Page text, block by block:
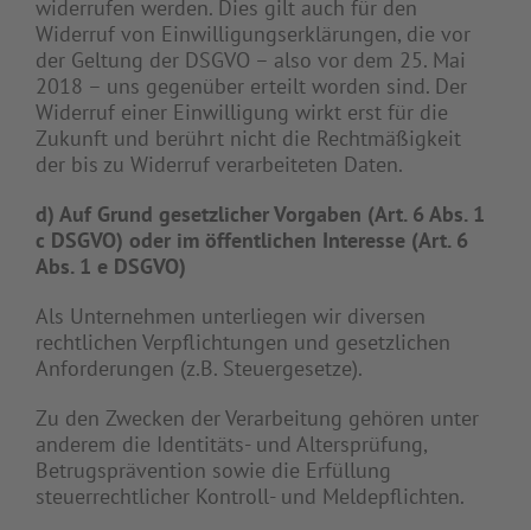
widerrufen werden. Dies gilt auch für den
Widerruf von Einwilligungserklärungen, die vor
der Geltung der DSGVO – also vor dem 25. Mai
2018 – uns gegenüber erteilt worden sind. Der
Widerruf einer Einwilligung wirkt erst für die
Zukunft und berührt nicht die Rechtmäßigkeit
der bis zu Widerruf verarbeiteten Daten.
d) Auf Grund gesetzlicher Vorgaben (Art. 6 Abs. 1
c DSGVO) oder im öffentlichen Interesse (Art. 6
Abs. 1 e DSGVO)
Als Unternehmen unterliegen wir diversen
rechtlichen Verpflichtungen und gesetzlichen
Anforderungen (z.B. Steuergesetze).
Zu den Zwecken der Verarbeitung gehören unter
anderem die Identitäts- und Altersprüfung,
Betrugsprävention sowie die Erfüllung
steuerrechtlicher Kontroll- und Meldepflichten.